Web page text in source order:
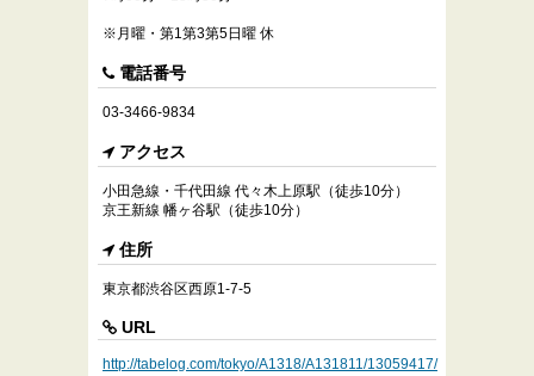
※月曜・第1第3第5日曜 休
電話番号
03-3466-9834
アクセス
小田急線・千代田線 代々木上原駅（徒歩10分）
京王新線 幡ヶ谷駅（徒歩10分）
住所
東京都渋谷区西原1-7-5
URL
http://tabelog.com/tokyo/A1318/A131811/13059417/